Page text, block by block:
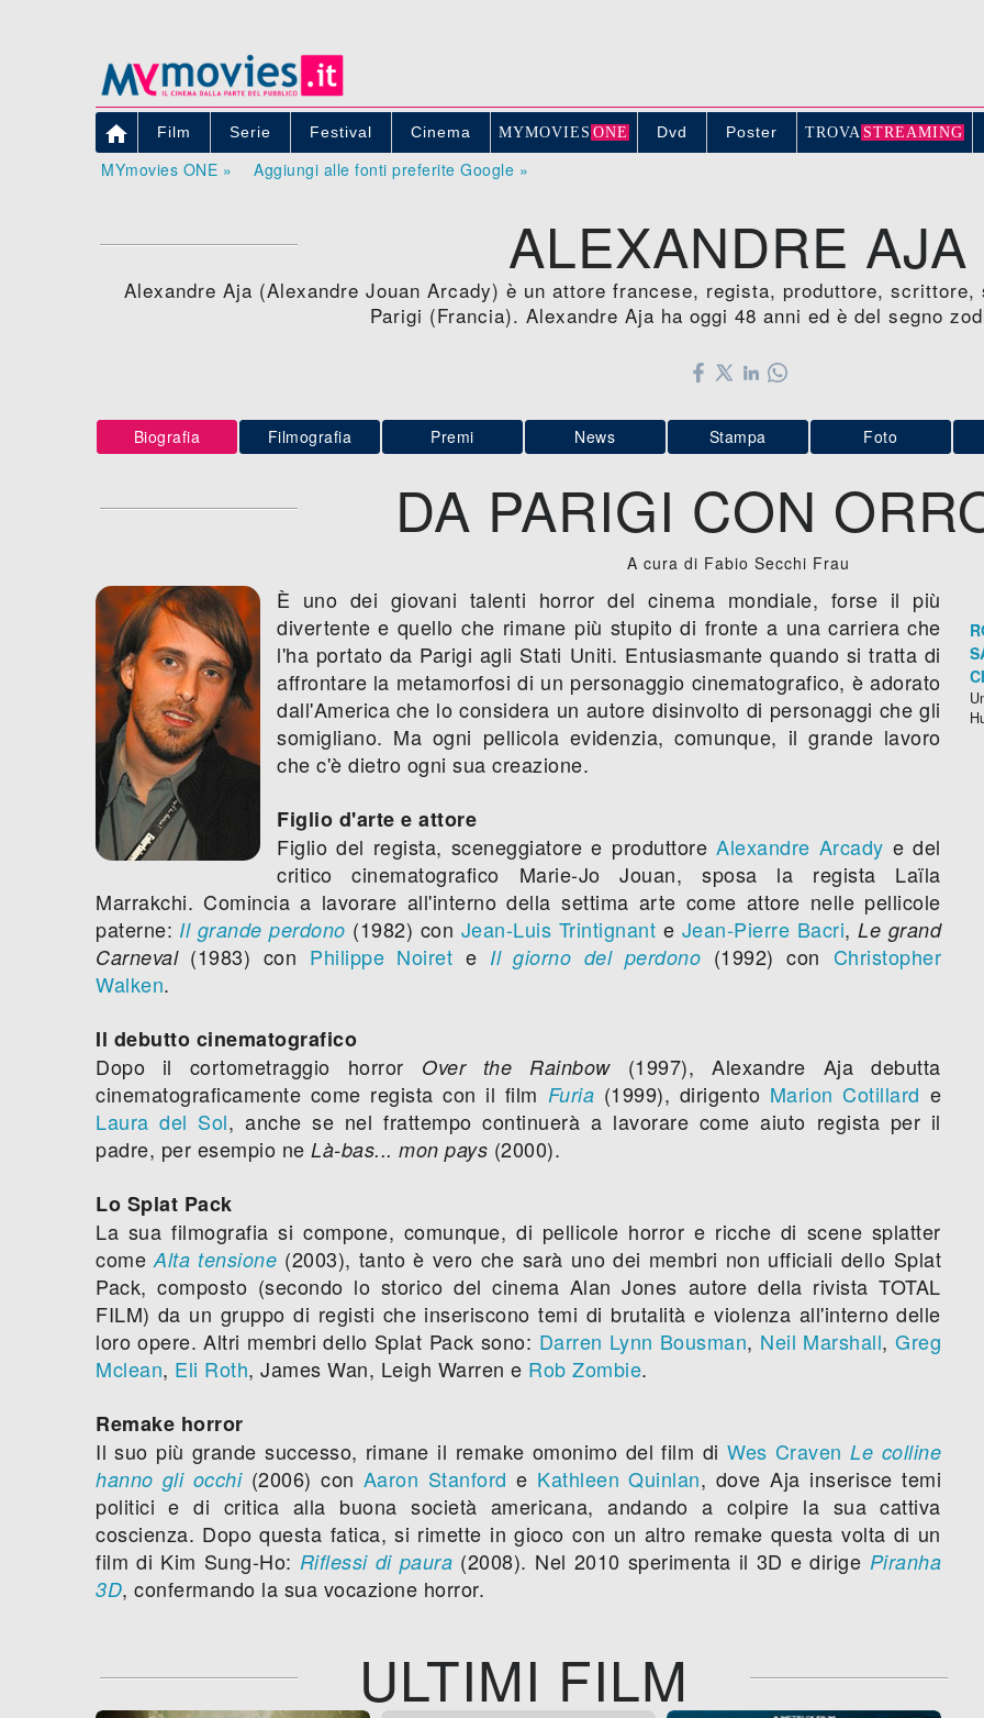
 Film Serie Festival Cinema MYMOVIE S ONE Dvd Poster TROVA STREAMING
MYmovies ONE » Aggiungi alle fonti preferite Google »
ALEXANDRE AJA
Alexandre Aja (Alexandre Jouan Arcady) è un attore francese, regista, produttore,
Parigi (Francia). Alexandre Aja ha oggi 48 anni ed è del segno
Biografia Filmografia Premi News Stampa Foto
DA PARIGI CON
A cura di Fabio Secchi Frau
È uno dei giovani talenti horror del cinema mondiale, forse il più
divertente e quello che rimane più stupito di fronte a una carriera che
l'ha portato da Parigi agli Stati Uniti. Entusiasmante quando si tratta di
affrontare la metamorfosi di un personaggio cinematografico, è adorato
dall'America che lo considera un autore disinvolto di personaggi che gli
somigliano. Ma ogni pellicola evidenzia, comunque, il grande lavoro
che c'è dietro ogni sua creazione.
Figlio d'arte e attore
Figlio del regista, sceneggiatore e produttoreAlexandre Arcady e del
critico cinematografico Marie-Jo Jouan, sposa la regista Laïla
Marrakchi. Comincia a lavorare all'interno della settima arte come attore nelle pellicole
paterne: Il grande perdono (1982) con Jean-Luis Trintignant e Jean-Pierre Bacri,Le grand
Carneval(1983) con Philippe Noiret e Il giorno del perdono (1992) con Christopher
Walken.
Il debutto cinematografico
Dopo il cortometraggio horror Over the Rainbow (1997), Alexandre Aja debutta
cinematograficamente come regista con il film Furia (1999), dirigento Marion Cotillard e
Laura del Sol, anche se nel frattempo continuerà a lavorare come aiuto regista per il
padre, per esempio ne Là-bas... mon pays (2000).
Lo Splat Pack
La sua filmografia si compone, comunque, di pellicole horror e ricche di scene splatter
comeAlta tensione (2003), tanto è vero che sarà uno dei membri non ufficiali dello Splat
Pack, composto (secondo lo storico del cinema Alan Jones autore della rivista TOTAL
FILM) da un gruppo di registi che inseriscono temi di brutalità e violenza all'interno delle
loro opere. Altri membri dello Splat Pack sono: Darren Lynn Bousman, Neil Marshall,Greg
Mclean, Eli Roth, James Wan, Leigh Warren e Rob Zombie.
Remake horror
Il suo più grande successo, rimane il remake omonimo del film diWes Craven Le colline
hanno gli occhi(2006) con Aaron Stanford e Kathleen Quinlan, dove Aja inserisce temi
politici e di critica alla buona società americana, andando a colpire la sua cattiva
coscienza. Dopo questa fatica, si rimette in gioco con un altro remake questa volta di un
film di Kim Sung-Ho: Riflessi di paura (2008). Nel 2010 sperimenta il 3D e dirige Piranha
3D, confermando la sua vocazione horror.
ULTIMI FILM